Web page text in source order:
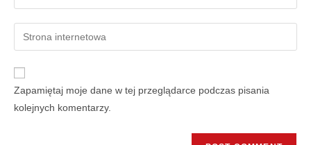
Zapamiętaj moje dane w tej przeglądarce podczas pisania
kolejnych komentarzy.